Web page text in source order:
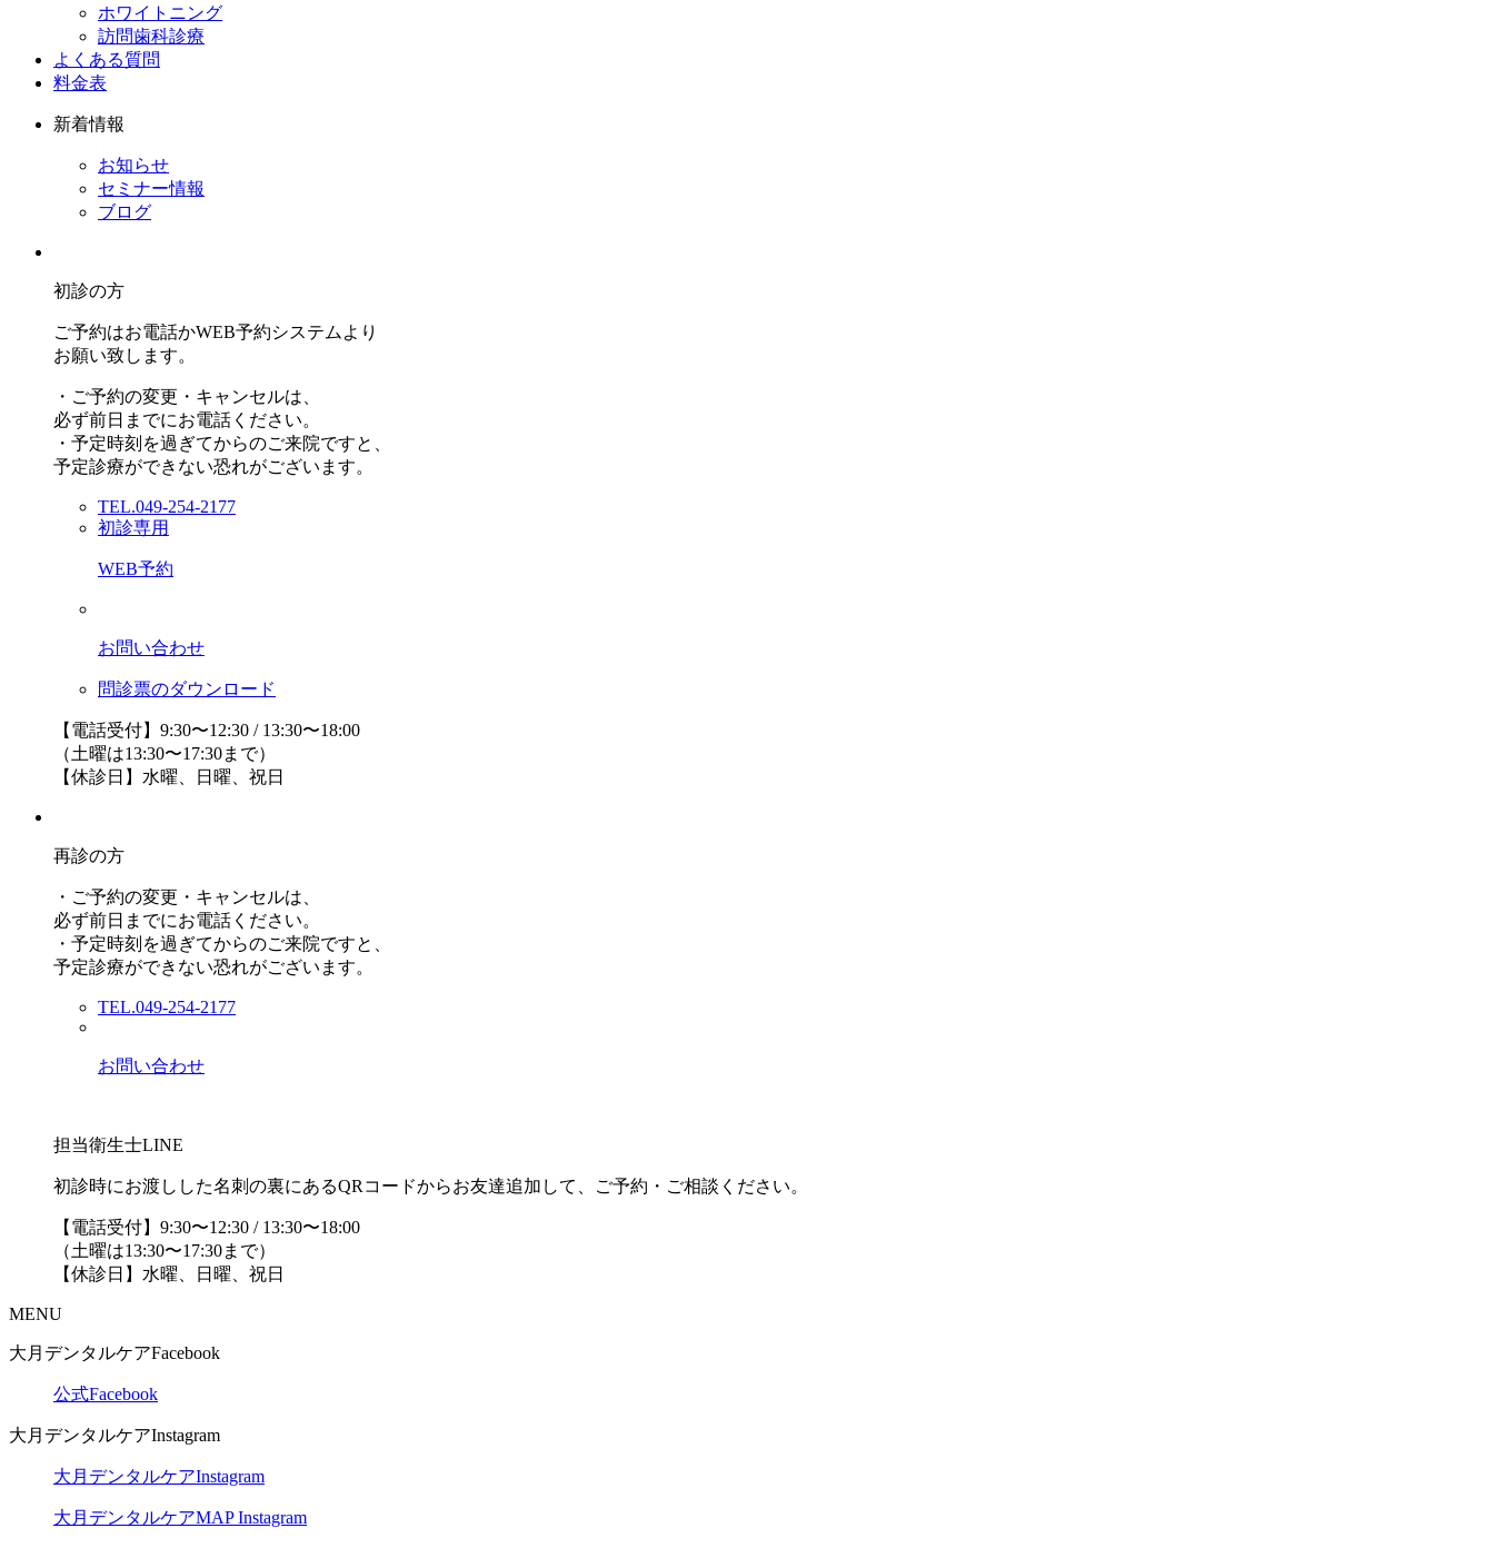
ホワイトニング
訪問歯科診療
よくある質問
料金表
新着情報
お知らせ
セミナー情報
ブログ
初診の方
ご予約はお電話かWEB予約システムより
お願い致します。
・ご予約の変更・キャンセルは、
必ず前日までにお電話ください。
・予定時刻を過ぎてからのご来院ですと、
予定診療ができない恐れがございます。
TEL.049-254-2177
初診専用
WEB予約
お問い合わせ
問診票のダウンロード
【電話受付】9:30〜12:30 / 13:30〜18:00
（土曜は13:30〜17:30まで）
【休診日】水曜、日曜、祝日
再診の方
・ご予約の変更・キャンセルは、
必ず前日までにお電話ください。
・予定時刻を過ぎてからのご来院ですと、
予定診療ができない恐れがございます。
TEL.049-254-2177
お問い合わせ
担当衛生士LINE
初診時にお渡しした名刺の裏にあるQRコードからお友達追加して、ご予約・ご相談ください。
【電話受付】9:30〜12:30 / 13:30〜18:00
（土曜は13:30〜17:30まで）
【休診日】水曜、日曜、祝日
MENU
大月デンタルケアFacebook
公式Facebook
大月デンタルケアInstagram
大月デンタルケアInstagram
大月デンタルケアMAP Instagram